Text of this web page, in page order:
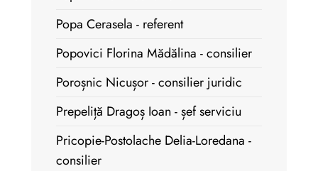
Popa Cerasela - referent
Popovici Florina Mădălina - consilier
Poroșnic Nicușor - consilier juridic
Prepeliță Dragoș Ioan - șef serviciu
Pricopie-Postolache Delia-Loredana -
consilier